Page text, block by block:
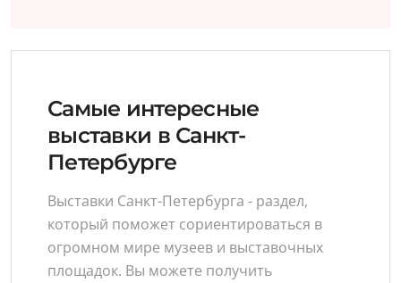
Самые интересные
выставки в Санкт-
Петербурге
Выставки Санкт-Петербурга - раздел,
который поможет сориентироваться в
огромном мире музеев и выставочных
площадок. Вы можете получить